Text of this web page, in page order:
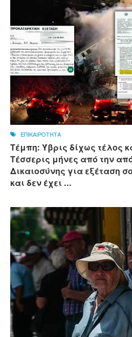
ΕΠΙΚΑΙΡΟΤΗΤΑ
Τέμπη: Ύβρις δίχως τέλος
Τέσσερις μήνες από την
Δικαιοσύνης για εξέταση
και δεν έχει ...